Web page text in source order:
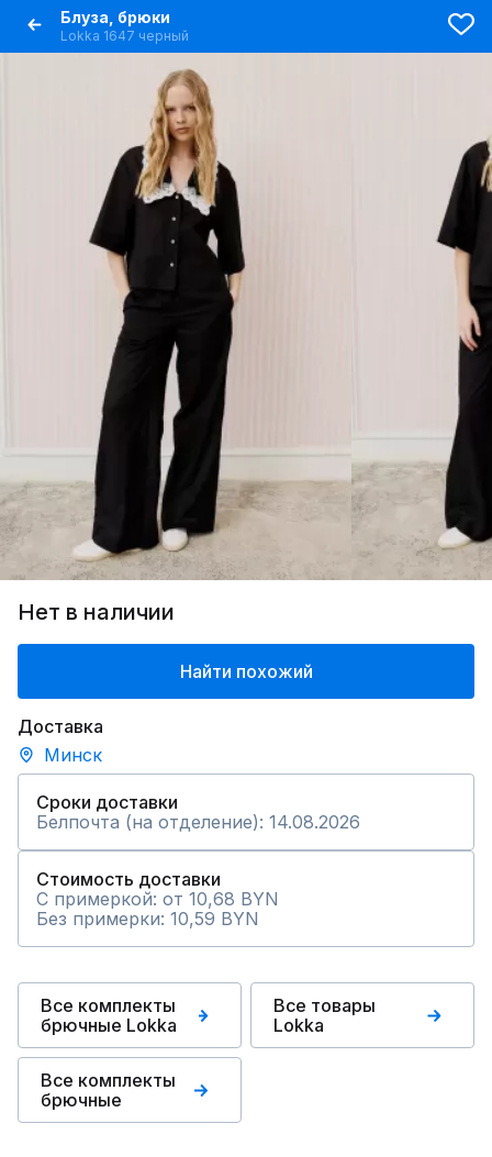
Блуза, брюки
Lokka 1647 черный
Нет в наличии
Найти похожий
Доставка
Минск
Сроки доставки
Белпочта (на отделение): 14.08.2026
Стоимость доставки
С примеркой: от 10,68 BYN
Без примерки: 10,59 BYN
Все комплекты
брючные Lokka
Все товары
Lokka
Все комплекты
брючные